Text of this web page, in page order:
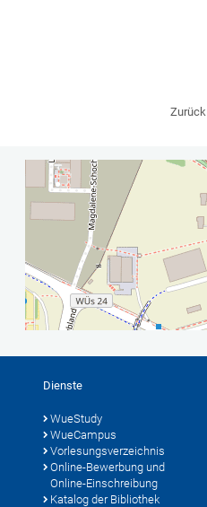
Zurück
Dienste
WueStudy
WueCampus
Vorlesungsverzeichnis
Online-Bewerbung und
Online-Einschreibung
Katalog der Bibliothek